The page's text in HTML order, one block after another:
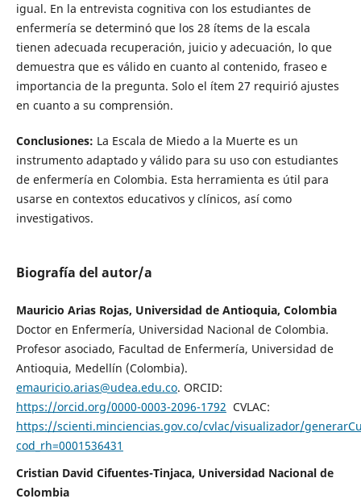
igual. En la entrevista cognitiva con los estudiantes de
enfermería se determinó que los 28 ítems de la escala
tienen adecuada recuperación, juicio y adecuación, lo que
demuestra que es válido en cuanto al contenido, fraseo e
importancia de la pregunta. Solo el ítem 27 requirió ajustes
en cuanto a su comprensión.
Conclusiones: La Escala de Miedo a la Muerte es un
instrumento adaptado y válido para su uso con estudiantes
de enfermería en Colombia. Esta herramienta es útil para
usarse en contextos educativos y clínicos, así como
investigativos.
Biografía del autor/a
Mauricio Arias Rojas, Universidad de Antioquia, Colombia
Doctor en Enfermería, Universidad Nacional de Colombia.
Profesor asociado, Facultad de Enfermería, Universidad de
Antioquia, Medellín (Colombia).
emauricio.arias@udea.edu.co. ORCID:
https://orcid.org/0000-0003-2096-1792 CVLAC:
https://scienti.minciencias.gov.co/cvlac/visualizador/
cod_rh=0001536431
Cristian David Cifuentes-Tinjaca, Universidad Nacional de
Colombia